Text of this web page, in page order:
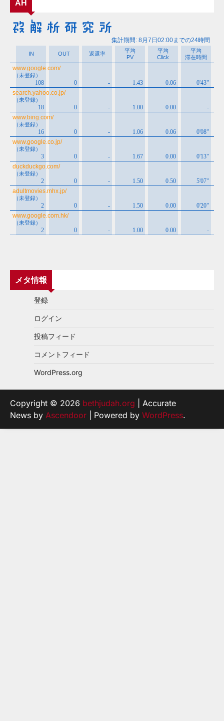
イ
ブ
AH
メタ情報
登録
ログイン
投稿フィード
コメントフィード
WordPress.org
Copyright © 2026 bethjudah.org | Accurate
News by Ascendoor | Powered by WordPress.